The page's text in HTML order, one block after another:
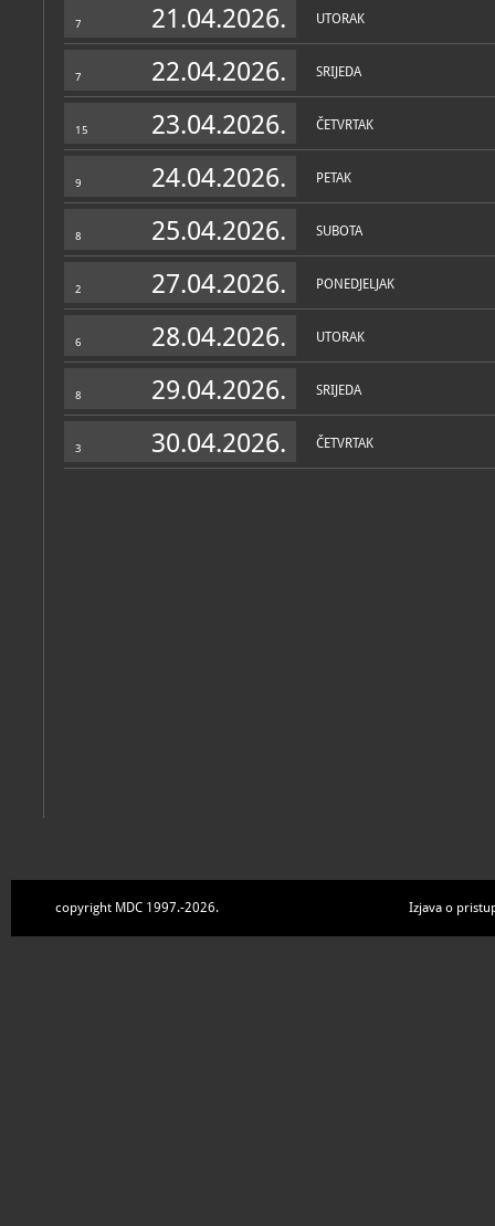
7 21.04.2026. UTORAK
7 22.04.2026. SRIJEDA
15 23.04.2026. ČETVRTAK
9 24.04.2026. PETAK
8 25.04.2026. SUBOTA
2 27.04.2026. PONEDJELJAK
6 28.04.2026. UTORAK
8 29.04.2026. SRIJEDA
3 30.04.2026. ČETVRTAK
copyright MDC 1997.-2026. Izjava o